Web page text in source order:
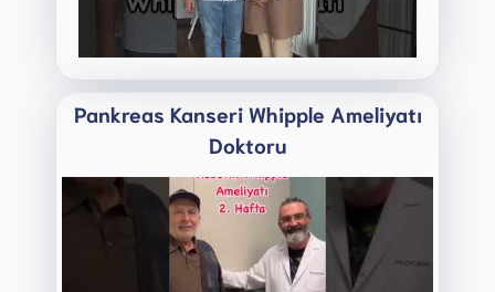
Pankreas Kanseri Whipple Ameliyatı
Doktoru